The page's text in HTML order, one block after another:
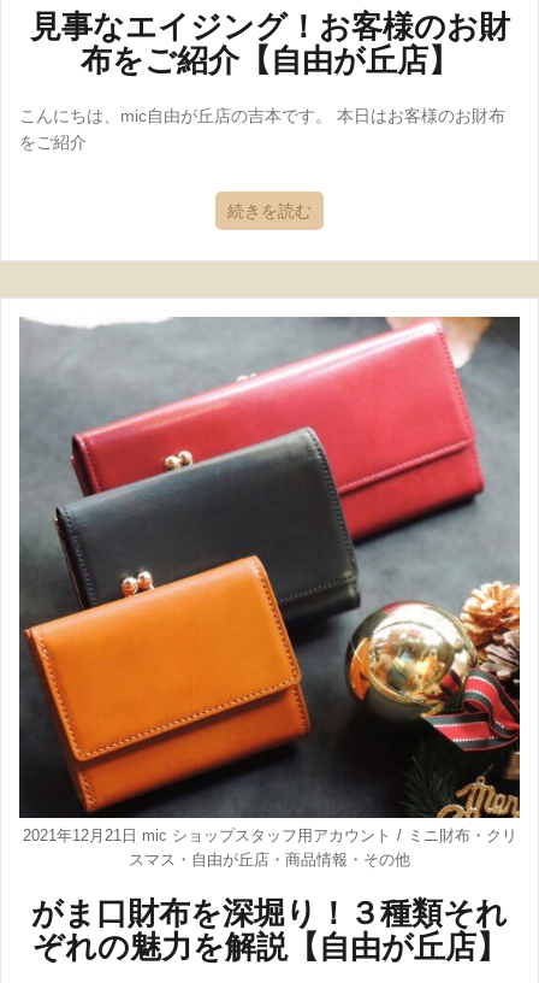
見事なエイジング！お客様のお財
布をご紹介【自由が丘店】
こんにちは、mic自由が丘店の吉本です。 本日はお客様のお財布
をご紹介
続きを読む
2021年12月21日 mic ショップスタッフ用アカウント ミニ財布・ クリ
スマス ・ 自由が丘店 ・ 商品情報 ・ その他
がま口財布を深堀り！３種類それ
ぞれの魅力を解説【自由が丘店】